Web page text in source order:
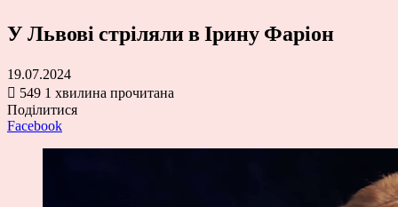
У Львові стріляли в Ірину Фаріон
19.07.2024
549 1 хвилина прочитана
Поділитися
Facebook